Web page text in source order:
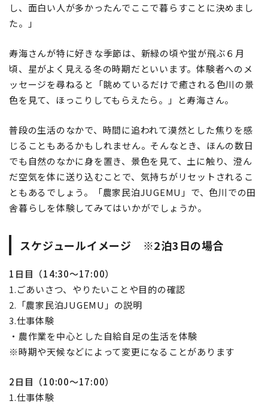
し、面白い人が多かったんでここで暮らすことに決めまし
た。」
寿海さんが特に好きな季節は、新緑の頃や蛍が飛ぶ６月
頃、星がよく見える冬の時期だといいます。体験者へのメ
ッセージを尋ねると「眺めているだけで癒される色川の景
色を見て、ほっこりしてもらえたら。」と寿海さん。
普段の生活のなかで、時間に追われて漠然とした焦りを感
じることもあるかもしれません。そんなとき、ほんの数日
でも自然のなかに身を置き、景色を見て、土に触り、澄ん
だ空気を体に送り込むことで、気持ちがリセットされるこ
ともあるでしょう。「農家民泊JUGEMU」で、色川での田
舎暮らしを体験してみてはいかがでしょうか。
スケジュールイメージ ※2泊3日の場合
1日目（14:30～17:00）
1.ごあいさつ、やりたいことや目的の確認
2.「農家民泊JUGEMU」の説明
3.仕事体験
・農作業を中心とした自給自足の生活を体験
※時期や天候などによって変更になることがあります
2日目（10:00～17:00）
1.仕事体験